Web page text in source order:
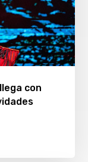
con